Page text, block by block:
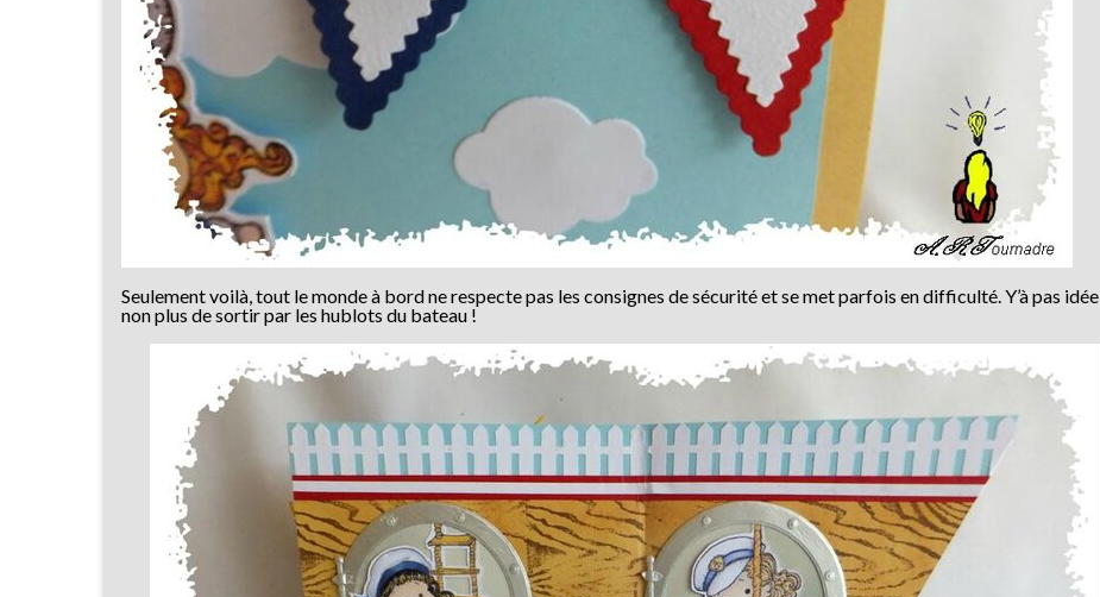
Seulement voilà, tout le monde à bord ne respecte pas les consignes de sécurité et se met parfois en difficulté. Y’à pas idée
non plus de sortir par les hublots du bateau !